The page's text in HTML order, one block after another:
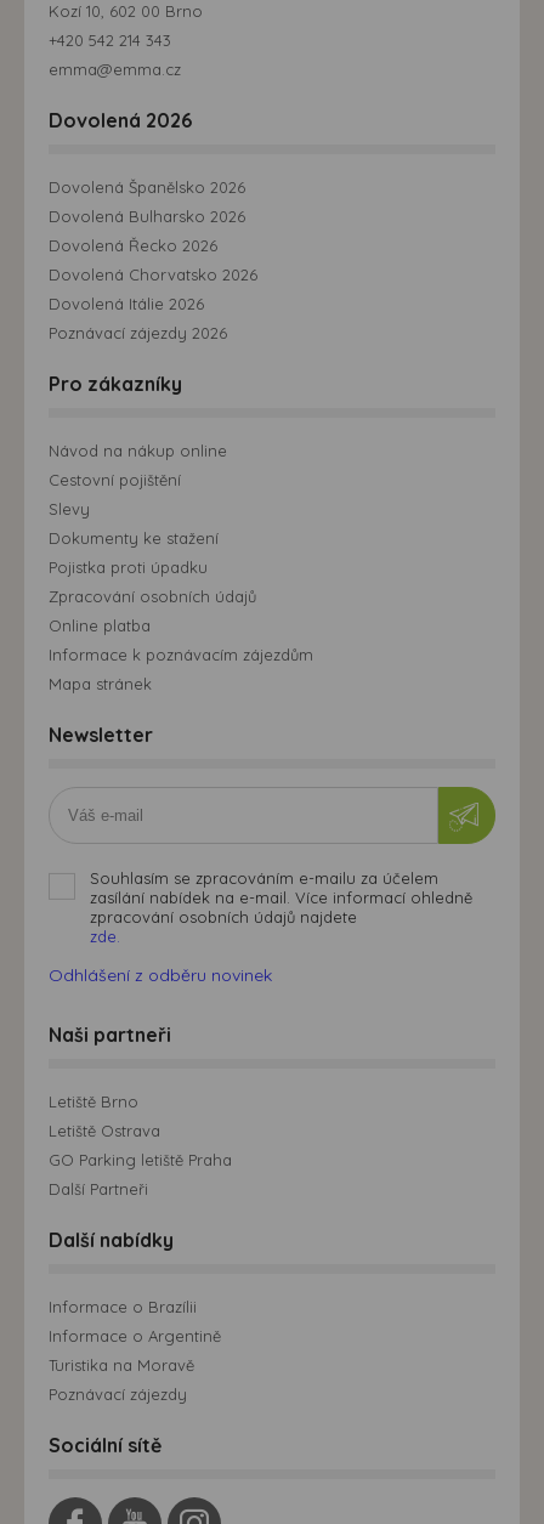
Kozí 10, 602 00 Brno
+420 542 214 343
emma@emma.cz
Dovolená 2026
Dovolená Španělsko 2026
Dovolená Bulharsko 2026
Dovolená Řecko 2026
Dovolená Chorvatsko 2026
Dovolená Itálie 2026
Poznávací zájezdy 2026
Pro zákazníky
Návod na nákup online
Cestovní pojištění
Slevy
Dokumenty ke stažení
Pojistka proti úpadku
Zpracování osobních údajů
Online platba
Informace k poznávacím zájezdům
Mapa stránek
Newsletter
Souhlasím se zpracováním e-mailu za účelem
zasílání nabídek na e-mail. Více informací ohledně
zpracování osobních údajů najdete
zde.
Odhlášení z odběru novinek
Naši partneři
Letiště Brno
Letiště Ostrava
GO Parking letiště Praha
Další Partneři
Další nabídky
Informace o Brazílii
Informace o Argentině
Turistika na Moravě
Poznávací zájezdy
Sociální sítě